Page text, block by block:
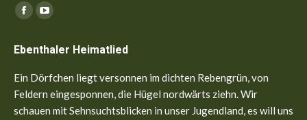
Finden Sie uns auf:
Facebook
opens
in
new
window
YouTube
opens
in
new
window
Ebenthaler Heimatlied
Ein Dörfchen liegt versonnen im dichten Rebengrün, von
Feldern eingesponnen, die Hügel nordwärts ziehn. Wir
schauen mit Sehnsuchtsblicken in unser Jugendland, es will uns